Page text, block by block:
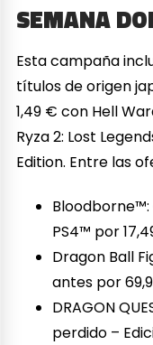
SEMANA
Esta campaña
títulos de origen
1,49 € con Hell
Ryza 2: Lost
Edition. Entre las
PS4™ por
Dragon Ball
antes por
DRAGON
perdido –